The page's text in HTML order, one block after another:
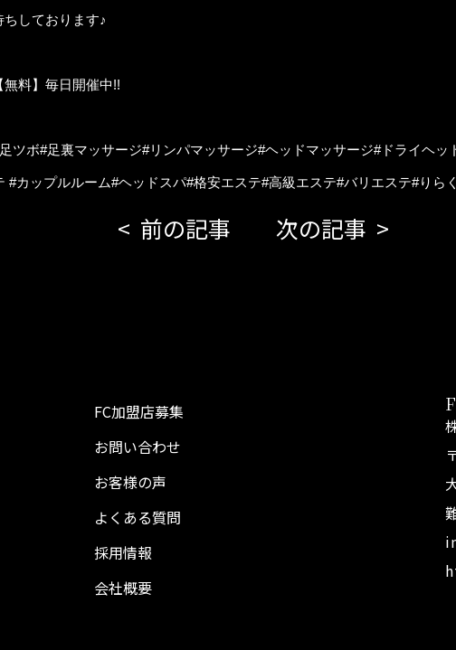
しております♪
料】毎日開催中!!
ツボ#足裏マッサージ#リンパマッサージ#ヘッドマッサージ#ドライヘ
#カップルルーム#ヘッドスパ#格安エステ#高級エステ#バリエステ#りら
前の記事 次の記事
FC加盟店募集
お問い合わせ
お客様の声
よくある質問
採用情報
会社概要